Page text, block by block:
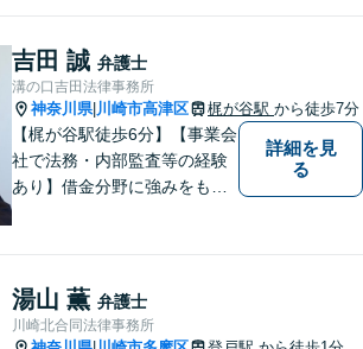
から、インターネットによる
中傷・プライバシー・著作権
被害、いじめ、離婚・相続、
不動産に関わる紛争その他の
個人法務まで幅広い分野の対
応が可能です。
吉田 誠 弁護士
溝の口吉田法律事務所
神奈川県| 川崎市高津区 梶が谷駅 から徒歩7分
【梶が谷駅徒歩6分】【事業会
社で法務・内部監査等の経験
あり】借金分野に強みをも
作りに尽力しています。【初
回無料相談】【東京・神奈川
エリア】
詳細を見
る
湯山 薫 弁護士
川崎北合同法律事務所